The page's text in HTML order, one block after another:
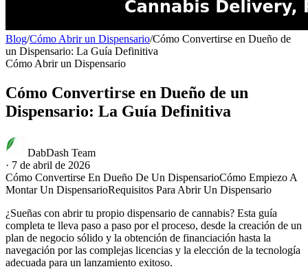
Blog/Cómo Abrir un Dispensario/Cómo Convertirse en Dueño de
un Dispensario: La Guía Definitiva
Cómo Abrir un Dispensario
Cómo Convertirse en Dueño de un
Dispensario: La Guía Definitiva
DabDash Team
· 7 de abril de 2026
Cómo Convertirse En Dueño De Un DispensarioCómo Empiezo A
Montar Un DispensarioRequisitos Para Abrir Un Dispensario
¿Sueñas con abrir tu propio dispensario de cannabis? Esta guía
completa te lleva paso a paso por el proceso, desde la creación de un
plan de negocio sólido y la obtención de financiación hasta la
navegación por las complejas licencias y la elección de la tecnología
adecuada para un lanzamiento exitoso.